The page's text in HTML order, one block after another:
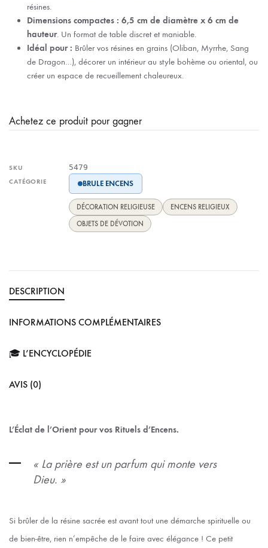
résines.
Dimensions compactes : 6,5 cm de diamètre x 6 cm de
hauteur. Un format de table discret et maniable.
Idéal pour : Brûler vos résines en grains (Oliban, Myrrhe, Sang
de Dragon…), décorer un intérieur au style bohème ou oriental, ou
créer un espace de recueillement chaleureux.
Achetez ce produit pour gagner
SKU 5479
CATÉGORIE BRULE ENCENS
DÉCORATION RELIGIEUSE
ENCENS RELIGIEUX
OBJETS DE DÉVOTION
DESCRIPTION
INFORMATIONS COMPLÉMENTAIRES
🎓 L’ENCYCLOPÉDIE
AVIS (0)
L’Éclat de l’Orient pour vos Rituels d’Encens.
« La prière est un parfum qui monte vers
Dieu. »
Si brûler de la résine sacrée est avant tout une démarche spirituelle ou
de bien-être, rien n’empêche de le faire avec élégance ! Ce petit